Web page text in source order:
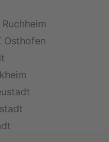
Osthofen